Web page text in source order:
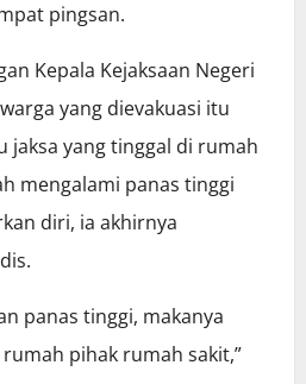
pingsan.
Kepala Kejaksaan Negeri
yang dievakuasi itu
jaksa yang tinggal di rumah
mengalami panas tinggi
diri, ia akhirnya
panas tinggi, makanya
pihak rumah sakit,”